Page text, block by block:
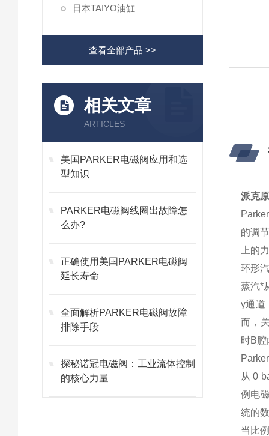
日本TAIYO油缸
查看全部产品 >>
相关文章
ARTICLES
美国PARKER电磁阀应用和选
型知识
PARKER电磁阀线圈出故障怎
么办?
正确使用美国PARKER电磁阀
延长寿命
全面解析PARKER电磁阀故障
排除手段
探秘诺冠电磁阀：工业流体控制
的核心力量
派克
的调
上的
环形
蒸汽*
γ通道
而，
时B
从 0
例电
统的
当比